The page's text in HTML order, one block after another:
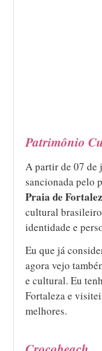
Patrimônio
A partir de 07 de
sancionada pelo
Praia de
cultural
identidade e
Eu que já
agora vejo
e cultural. Eu
Fortaleza e
melhores.